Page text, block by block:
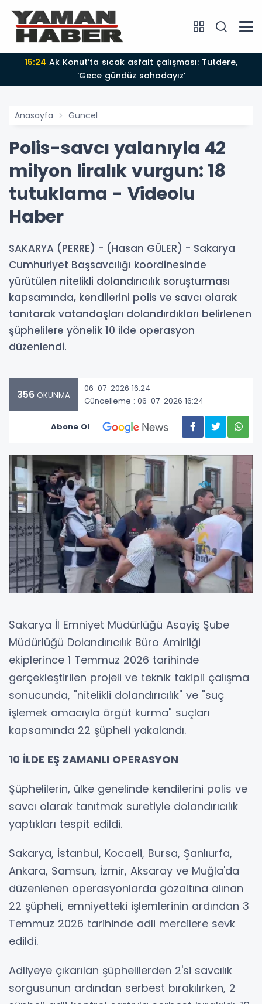
15:24
‘Gece gündüz sahadayız’
Anasayfa Güncel
Polis-savcı yalanıyla 42
milyon liralık vurgun: 18
tutuklama - Videolu
Haber
SAKARYA (PERRE) - (Hasan GÜLER) - Sakarya
Cumhuriyet Başsavcılığı koordinesinde
yürütülen nitelikli dolandırıcılık soruşturması
kapsamında, kendilerini polis ve savcı olarak
tanıtarak vatandaşları dolandırdıkları belirlenen
şüphelilere yönelik 10 ilde operasyon
düzenlendi.
356 OKUNMA
06-07-2026 16:24
Güncelleme : 06-07-2026 16:24
Abone Ol
Sakarya İl Emniyet Müdürlüğü Asayiş Şube
Müdürlüğü Dolandırıcılık Büro Amirliği
ekiplerince 1 Temmuz 2026 tarihinde
gerçekleştirilen projeli ve teknik takipli çalışma
sonucunda, "nitelikli dolandırıcılık" ve "suç
işlemek amacıyla örgüt kurma" suçları
kapsamında 22 şüpheli yakalandı.
10 İLDE EŞ ZAMANLI OPERASYON
Şüphelilerin, ülke genelinde kendilerini polis ve
savcı olarak tanıtmak suretiyle dolandırıcılık
yaptıkları tespit edildi.
Sakarya, İstanbul, Kocaeli, Bursa, Şanlıurfa,
Ankara, Samsun, İzmir, Aksaray ve Muğla'da
düzenlenen operasyonlarda gözaltına alınan
22 şüpheli, emniyetteki işlemlerinin ardından 3
Temmuz 2026 tarihinde adli mercilere sevk
edildi.
Adliyeye çıkarılan şüphelilerden 2'si savcılık
sorgusunun ardından serbest bırakılırken, 2